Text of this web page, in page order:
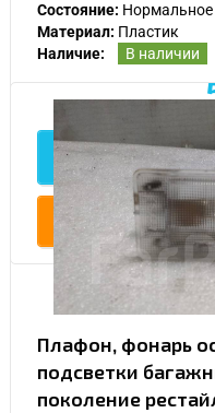
Состояние: Нормальное
Материал: Пластик
Наличие:
В наличии
Плафон, фонарь
подсветки
поколение
Спасибо,